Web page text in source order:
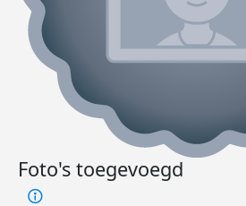
Foto's toegevoegd